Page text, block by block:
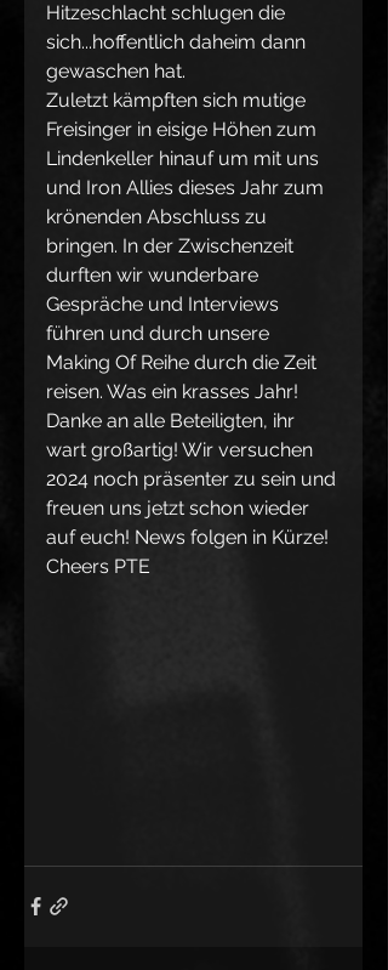
Hitzeschlacht schlugen die
sich...hoffentlich daheim dann
gewaschen hat.
Zuletzt kämpften sich mutige
Freisinger in eisige Höhen zum
Lindenkeller hinauf um mit uns
und Iron Allies dieses Jahr zum
krönenden Abschluss zu
bringen. In der Zwischenzeit
durften wir wunderbare
Gespräche und Interviews
führen und durch unsere
Making Of Reihe durch die Zeit
reisen. Was ein krasses Jahr!
Danke an alle Beteiligten, ihr
wart großartig! Wir versuchen
2024 noch präsenter zu sein und
freuen uns jetzt schon wieder
auf euch! News folgen in Kürze!
Cheers PTE